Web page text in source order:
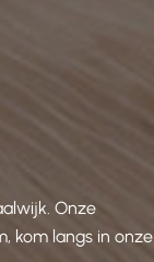
Onze
kom langs in onze